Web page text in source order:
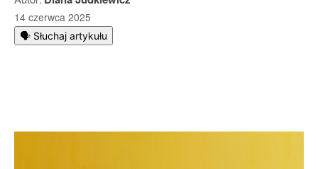
14 czerwca 2025
🗣️ Słuchaj artykułu